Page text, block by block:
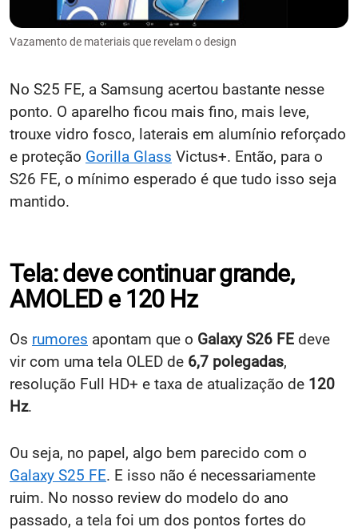
Vazamento de materiais que revelam o design
No S25 FE, a Samsung acertou bastante nesse
ponto. O aparelho ficou mais fino, mais leve,
trouxe vidro fosco, laterais em alumínio reforçado
e proteção Gorilla Glass Victus+. Então, para o
S26 FE, o mínimo esperado é que tudo isso seja
mantido.
Tela: deve continuar grande,
AMOLED e 120 Hz
Os rumores apontam que o Galaxy S26 FE deve
vir com uma tela OLED de 6,7 polegadas,
resolução Full HD+ e taxa de atualização de 120
Hz.
Ou seja, no papel, algo bem parecido com o
Galaxy S25 FE. E isso não é necessariamente
ruim. No nosso review do modelo do ano
passado, a tela foi um dos pontos fortes do